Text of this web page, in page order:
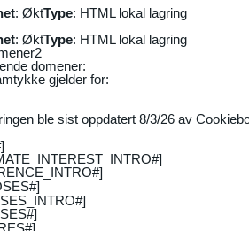
: ØktType: HTML lokal lagring
: ØktType: HTML lokal lagring
2
domener:
gjelder for:
ble sist oppdatert 8/3/26 av